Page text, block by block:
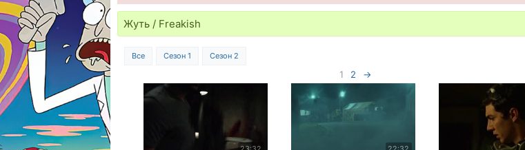
Жуть / Freakish
Все Сезон 1 Сезон 2
1 2 →